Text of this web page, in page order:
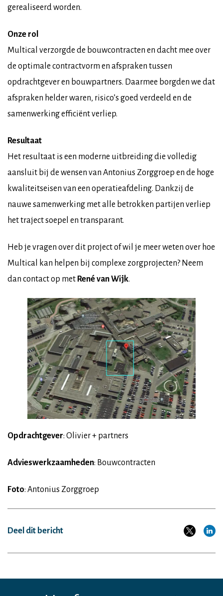
gerealiseerd worden.
Onze rol
Multical verzorgde de bouwcontracten en dacht mee over
de optimale contractvorm en afspraken tussen
opdrachtgever en bouwpartners. Daarmee borgden we dat
afspraken helder waren, risico’s goed verdeeld en de
samenwerking efficiënt verliep.
Resultaat
Het resultaat is een moderne uitbreiding die volledig
aansluit bij de wensen van Antonius Zorggroep en de hoge
kwaliteitseisen van een operatieafdeling. Dankzij de
nauwe samenwerking met alle betrokken partijen verliep
het traject soepel en transparant.
Heb je vragen over dit project of wil je meer weten over hoe
Multical kan helpen bij complexe zorgprojecten? Neem
dan contact op met René van Wijk.
Opdrachtgever: Olivier + partners
Advieswerkzaamheden: Bouwcontracten
Foto: Antonius Zorggroep
Deel dit bericht